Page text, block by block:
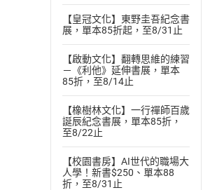
【皇冠文化】東野圭吾紀念書
展，單本85折起，至8/31止
【啟動文化】翻轉思維的練習
－《利他》延伸書展，單本
85折，至8/14止
【橡樹林文化】一行禪師百歲
誕辰紀念書展，單本85折，
至8/22止
【校園書房】AI世代的職場大
人學！新書$250、單本88
折，至8/31止